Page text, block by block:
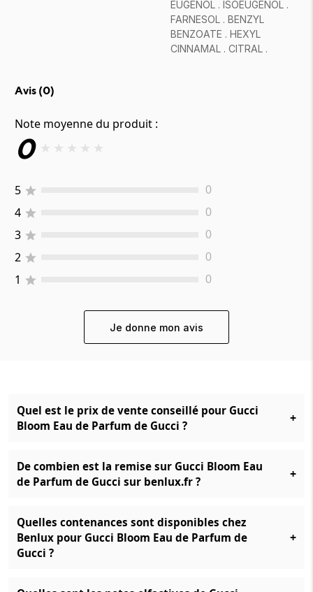
EUGENOL . ISOEUGENOL .
FARNESOL . BENZYL
BENZOATE . HEXYL
CINNAMAL . CITRAL .
Avis (0)
Note moyenne du produit :
0 ★ ★ ★ ★ ★
5 0
4 0
3 0
2 0
1 0
Je donne mon avis
Quel est le prix de vente conseillé pour Gucci
Bloom Eau de Parfum de Gucci ?
+
De combien est la remise sur Gucci Bloom Eau
de Parfum de Gucci sur benlux.fr ?
+
Quelles contenances sont disponibles chez
Benlux pour Gucci Bloom Eau de Parfum de
Gucci ?
+